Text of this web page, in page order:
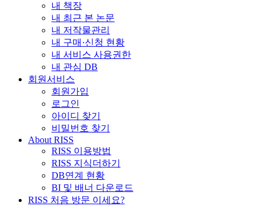
내 책장
내 최근 본 논문
내 저작물관리
내 구매·신청 현황
내 서비스 사용권한
내 관심 DB
회원서비스
회원가입
로그인
아이디 찾기
비밀번호 찾기
About RISS
RISS 이용방법
RISS 지식더하기
DB연계 현황
BI 및 배너 다운로드
RISS 처음 방문 이세요?